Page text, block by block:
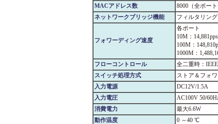
MACアドレス数
8000（全ポー
ネットワークブリッジ機能
フィルタリン
フォワーディング速度
各ポート
10M：14,881pps
100M：
1000M：
フローコントロール
全二重時：
スイッチ処理方式
ストア＆フォ
入力電源
DC12V/1.5A
入力電圧
AC100V 50/
消費電力
最大6.6W
動作温度
0 ～40 ℃